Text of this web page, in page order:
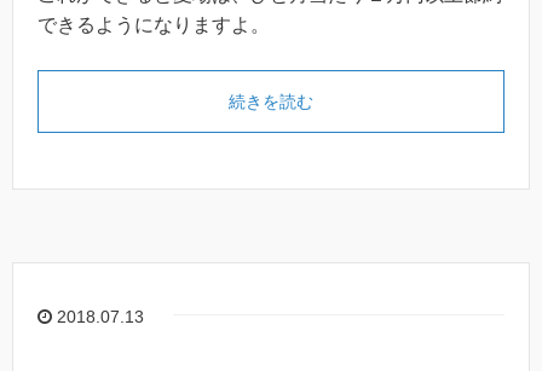
できるようになりますよ。
続きを読む
2018.07.13